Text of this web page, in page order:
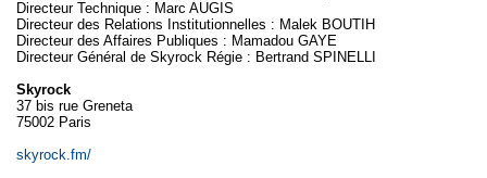
Directeur Technique : Marc AUGIS
Directeur des Relations Institutionnelles : Malek BOUTIH
Directeur des Affaires Publiques : Mamadou GAYE
Directeur Général de Skyrock Régie : Bertrand SPINELLI
Skyrock
37 bis rue Greneta
75002 Paris
skyrock.fm/